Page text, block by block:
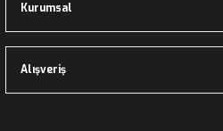
Kurumsal
Alışveriş